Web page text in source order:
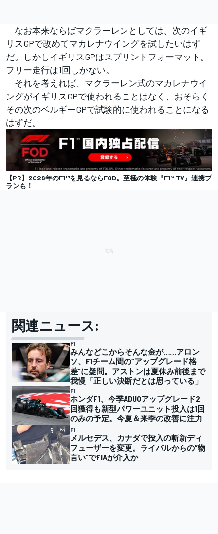
なお本来ならばマクラーレンとしては、次のイギ
リスGPで改めてマカレナウイングを試したいはず
だ。しかしイギリスGPはスプリントフォーマット。
フリー走行は1回しかない。
それを考えれば、マクラーレン式のマカレナウイ
ングがイギリスGPで使われることはなく、おそらく
その次のベルギーGPで試験的に使われることになる
はずだ。
【PR】2026年のF1™︎を見るならFOD。至極の体験『F1® TV』連携プ
ランも！
関連ニュース:
F1
みんなどこからそんな金が……アロン
ソ、F1チーム間の“アップグレード格
差”に疑問。アストンは夏休み前後まで
我慢「正しい決断だとは思っている」
F1
ホンダF1、今季ADUOアップグレード2
回獲得も新型パワーユニット投入は1回
のみの予定。今夏＆来季の改善に注力
F1
メルセデス、カナダで投入の斬新ディ
フューザーを変更。ライバルからの”物
言い”でFIAが介入か